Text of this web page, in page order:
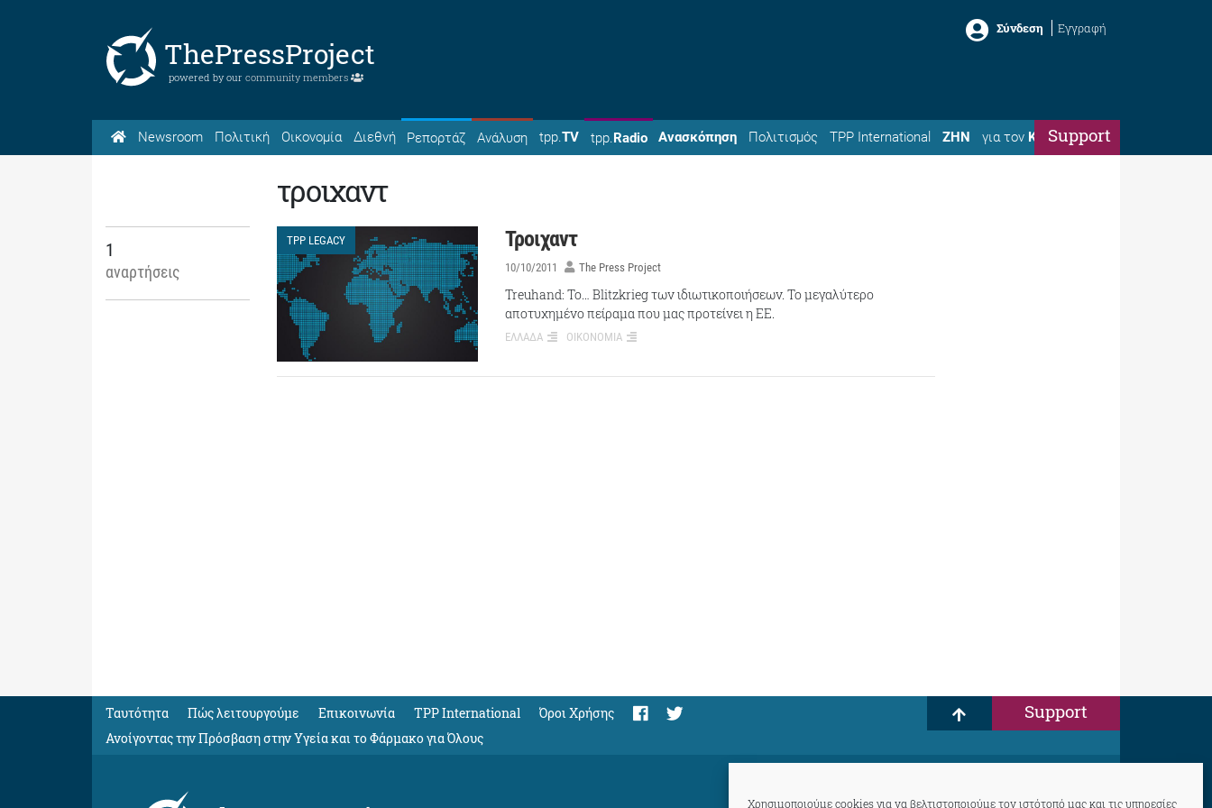
Χρησιμοποιούμε cookies για να βελτιστοποιούμε τον ιστότοπό μας και τις υπηρεσίες
ThePressProject
powered by our community members
Σύνδεση Εγγραφή
Newsroom Πολιτική Οικονομία Διεθνή Ρεπορτάζ Ανάλυση tpp.TV tpp.Radio Ανασκόπηση Πολιτισμός TPP International ΖΗΝ για τον ΚώσταSupport
τροιχαντ
1
αναρτήσεις
TPP LEGACY Τροιχαντ
10/10/2011 The Press Project
Treuhand: To… Blitzkrieg των ιδιωτικοποιήσεων. To μεγαλύτερο
αποτυχημένο πείραμα που μας προτείνει η ΕΕ.
ΕΛΛΑΔΑ ΟΙΚΟΝΟΜΙΑ
Ταυτότητα Πώς λειτουργούμε Eπικοινωνία TPP International
Όροι Χρήσης
Ανοίγοντας την Πρόσβαση στην Υγεία και το Φάρμακο για Όλους
Support